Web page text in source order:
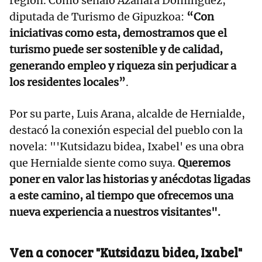
diputada de Turismo de Gipuzkoa: “Con
iniciativas como esta, demostramos que el
turismo puede ser sostenible y de calidad,
generando empleo y riqueza sin perjudicar a
los residentes locales”.
Por su parte, Luis Arana, alcalde de Hernialde,
destacó la conexión especial del pueblo con la
novela: "'Kutsidazu bidea, Ixabel' es una obra
que Hernialde siente como suya. Queremos
poner en valor las historias y anécdotas ligadas
a este camino, al tiempo que ofrecemos una
nueva experiencia a nuestros visitantes".
Ven a conocer "Kutsidazu bidea, Ixabel"